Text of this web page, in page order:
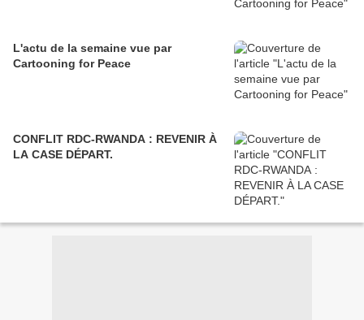
L'actu de la semaine vue par
Cartooning for Peace
CONFLIT RDC-RWANDA : REVENIR À
LA CASE DÉPART.